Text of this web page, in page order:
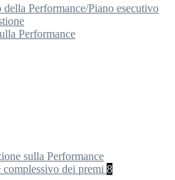
della Performance/Piano esecutivo
Performance
sulla Performance
complessivo dei premi 8